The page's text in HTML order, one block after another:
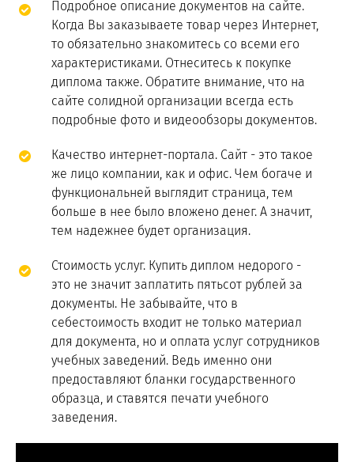
Подробное описание документов на сайте.
Когда Вы заказываете товар через Интернет,
то обязательно знакомитесь со всеми его
характеристиками. Отнеситесь к покупке
диплома также. Обратите внимание, что на
сайте солидной организации всегда есть
подробные фото и видеообзоры документов.
Качество интернет-портала. Сайт - это такое
же лицо компании, как и офис. Чем богаче и
функциональней выглядит страница, тем
больше в нее было вложено денег. А значит,
тем надежнее будет организация.
Стоимость услуг. Купить диплом недорого -
это не значит заплатить пятьсот рублей за
документы. Не забывайте, что в
себестоимость входит не только материал
для документа, но и оплата услуг сотрудников
учебных заведений. Ведь именно они
предоставляют бланки государственного
образца, и ставятся печати учебного
заведения.